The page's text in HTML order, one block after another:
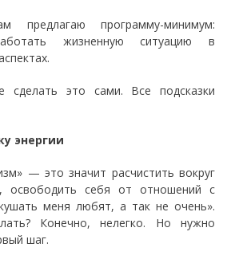
предлагаю программу-минимум:
жизненную ситуацию в
сделать это сами. Все подсказки
энергии
— это значит расчистить вокруг
освободить себя от отношений с
меня любят, а так не очень».
Конечно, нелегко. Но нужно
шаг.